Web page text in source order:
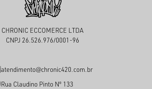
CHRONIC ECCOMERCE LTDA
CNPJ 26.526.976/0001-96
atendimento@chronic420.com.br
Rua Claudino Pinto Nº 133